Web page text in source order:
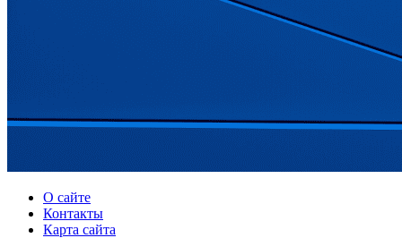
О сайте
Контакты
Карта сайта